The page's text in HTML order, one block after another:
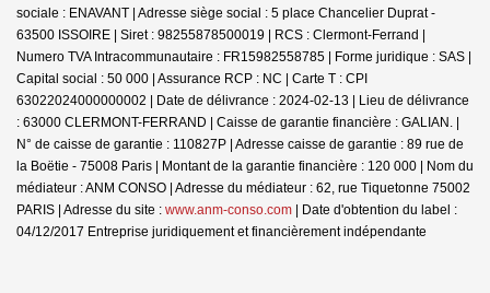
sociale : ENAVANT | Adresse siège social : 5 place Chancelier Duprat -
63500 ISSOIRE | Siret : 98255878500019 | RCS : Clermont-Ferrand |
Numero TVA Intracommunautaire : FR15982558785 | Forme juridique : SAS |
Capital social : 50 000 | Assurance RCP : NC | Carte T : CPI
63022024000000002 | Date de délivrance : 2024-02-13 | Lieu de délivrance
: 63000 CLERMONT-FERRAND | Caisse de garantie financière : GALIAN. |
N° de caisse de garantie : 110827P | Adresse caisse de garantie : 89 rue de
la Boëtie - 75008 Paris | Montant de la garantie financière : 120 000 | Nom du
médiateur : ANM CONSO | Adresse du médiateur : 62, rue Tiquetonne 75002
PARIS | Adresse du site : www.anm-conso.com | Date d'obtention du label :
04/12/2017 Entreprise juridiquement et financièrement indépendante